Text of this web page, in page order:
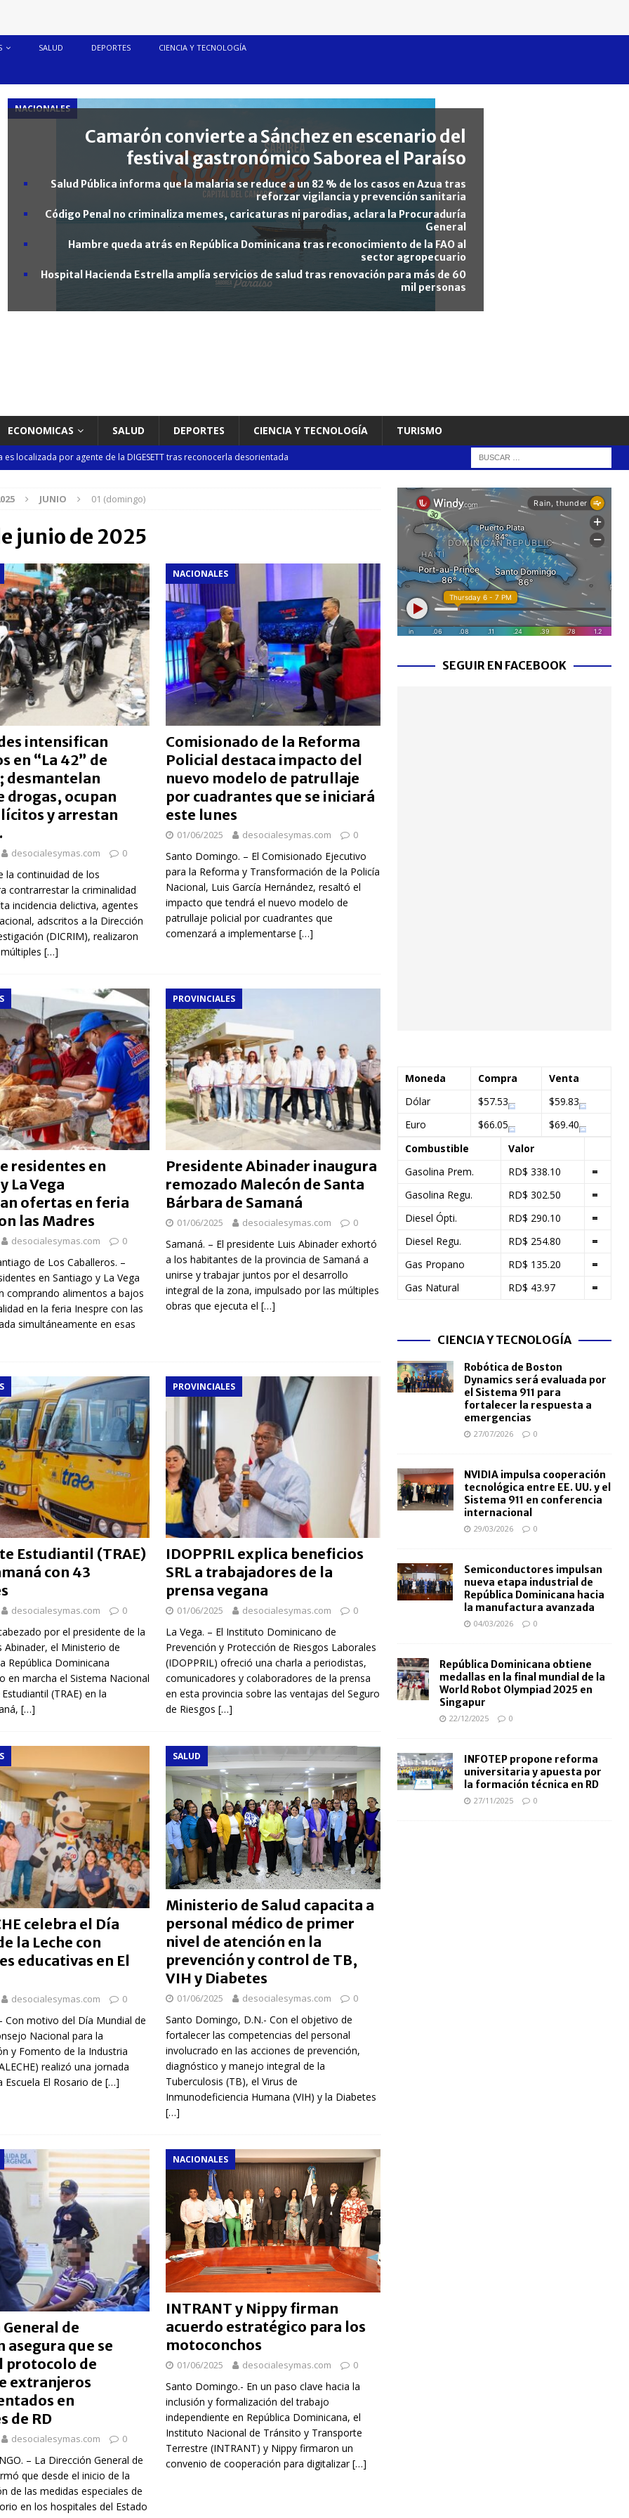
SALUD DEPORTES CIENCIA Y TECNOLOGÍA
NACIONALES
Camarón convierte a Sánchez en escenario del
festival gastronómico Saborea el Paraíso
Salud Pública informa que la malaria se reduce a un 82 % de los casos en Azua tras
reforzar vigilancia y prevención sanitaria
Código Penal no criminaliza memes, caricaturas ni parodias, aclara la Procuraduría
General
Hambre queda atrás en República Dominicana tras reconocimiento de la FAO al
sector agropecuario
Hospital Hacienda Estrella amplía servicios de salud tras renovación para más de 60
mil personas
ECONOMICAS SALUD DEPORTES CIENCIA Y TECNOLOGÍA TURISMO
localizada por agente de la DIGESETT tras reconocerla desorientada
y sector privado para definir la estrategia de desarrollo
bebé y la madre, destaca Hospiten Santo Domingo
el transporte escolar antes del inicio del año lectivo 2026-2027
balance de obras urbanas y nuevos proyectos para la capital
taller encabezado por la procuradora Yeni Berenice Reynoso
se acelera o parece saltarse latidos
SALUD
gratuita y capacitación sanitaria a La Vega
SALUD
acusado de agredir agentes durante operativo en Hato Mayor
con más de 34 mil obras registradas por la ONDA en el primer
JUNIO 01 (domingo)
junio de 2025
intensifican
en “La 42” de
desmantelan
drogas, ocupan
y arrestan
desocialesymas.com 0
la continuidad de los
contrarrestar la criminalidad
incidencia delictiva, agentes
adscritos a la Dirección
(DICRIM), realizaron
[…]
NACIONALES
Comisionado de la Reforma
Policial destaca impacto del
nuevo modelo de patrullaje
por cuadrantes que se iniciará
este lunes
01/06/2025 desocialesymas.com 0
Santo Domingo. – El Comisionado Ejecutivo
para la Reforma y Transformación de la Policía
Nacional, Luis García Hernández, resaltó el
impacto que tendrá el nuevo modelo de
patrullaje policial por cuadrantes que
comenzará a implementarse […]
residentes en
La Vega
ofertas en feria
las Madres
desocialesymas.com 0
de Los Caballeros. –
en Santiago y La Vega
comprando alimentos a bajos
en la feria Inespre con las
simultáneamente en esas
PROVINCIALES
Presidente Abinader inaugura
remozado Malecón de Santa
Bárbara de Samaná
01/06/2025 desocialesymas.com 0
Samaná. – El presidente Luis Abinader exhortó
a los habitantes de la provincia de Samaná a
unirse y trabajar juntos por el desarrollo
integral de la zona, impulsado por las múltiples
obras que ejecuta el […]
Estudiantil (TRAE)
con 43
desocialesymas.com 0
por el presidente de la
Abinader, el Ministerio de
República Dominicana
en marcha el Sistema Nacional
(TRAE) en la
[…]
PROVINCIALES
IDOPPRIL explica beneficios
SRL a trabajadores de la
prensa vegana
01/06/2025 desocialesymas.com 0
La Vega. – El Instituto Dominicano de
Prevención y Protección de Riesgos Laborales
(IDOPPRIL) ofreció una charla a periodistas,
comunicadores y colaboradores de la prensa
en esta provincia sobre las ventajas del Seguro
de Riesgos […]
celebra el Día
la Leche con
educativas en El
desocialesymas.com 0
Con motivo del Día Mundial de
Nacional para la
y Fomento de la Industria
realizó una jornada
Escuela El Rosario de […]
SALUD
Ministerio de Salud capacita a
personal médico de primer
nivel de atención en la
prevención y control de TB,
VIH y Diabetes
01/06/2025 desocialesymas.com 0
Santo Domingo, D.N.- Con el objetivo de
fortalecer las competencias del personal
involucrado en las acciones de prevención,
diagnóstico y manejo integral de la
Tuberculosis (TB), el Virus de
Inmunodeficiencia Humana (VIH) y la Diabetes
[…]
de
asegura que se
protocolo de
extranjeros
en
de RD
desocialesymas.com 0
– La Dirección General de
que desde el inicio de la
de las medidas especiales de
en los hospitales del Estado
NACIONALES
INTRANT y Nippy firman
acuerdo estratégico para los
motoconchos
01/06/2025 desocialesymas.com 0
Santo Domingo.- En un paso clave hacia la
inclusión y formalización del trabajo
independiente en República Dominicana, el
Instituto Nacional de Tránsito y Transporte
Terrestre (INTRANT) y Nippy firmaron un
convenio de cooperación para digitalizar[…]
SEGUIR EN FACEBOOK
Moneda Compra
Venta
Dólar
$57.53
$59.83
Euro
$66.05
$69.40
Combustible
Valor
Gasolina Prem.
RD$ 338.10
=
Gasolina Regu.
RD$ 302.50
=
Diesel Ópti.
RD$ 290.10
=
Diesel Regu.
RD$ 254.80
=
Gas Propano
RD$ 135.20
=
Gas Natural
RD$ 43.97 =
CIENCIA Y TECNOLOGÍA
Robótica de Boston
Dynamics será evaluada por
el Sistema 911 para
fortalecer la respuesta a
emergencias
27/07/2026 0
NVIDIA impulsa cooperación
tecnológica entre EE. UU. y el
Sistema 911 en conferencia
internacional
29/03/2026 0
Semiconductores impulsan
nueva etapa industrial de
República Dominicana hacia
la manufactura avanzada
04/03/2026 0
República Dominicana obtiene
medallas en la final mundial de la
World Robot Olympiad 2025 en
Singapur
22/12/2025 0
INFOTEP propone reforma
universitaria y apuesta por
la formación técnica en RD
27/11/2025 0